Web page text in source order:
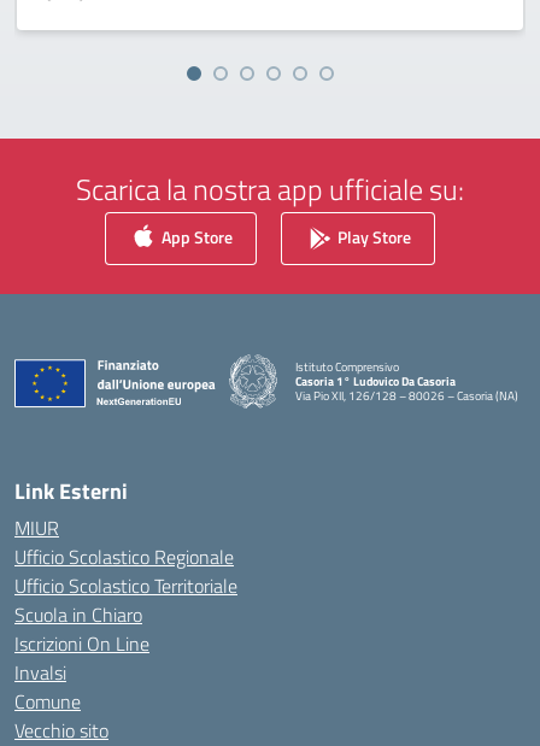
Scarica la nostra app ufficiale su:
App Store Play Store
Istituto Comprensivo
Casoria 1° Ludovico Da Casoria
Via Pio XII, 126/128 – 80026 – Casoria (NA)
Link Esterni
MIUR
Ufficio Scolastico Regionale
Ufficio Scolastico Territoriale
Scuola in Chiaro
Iscrizioni On Line
Invalsi
Comune
Vecchio sito